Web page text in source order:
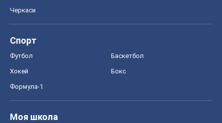
Черкаси
Спорт
Футбол Баскетбол
Хокей Бокс
Формула-1
Моя школа